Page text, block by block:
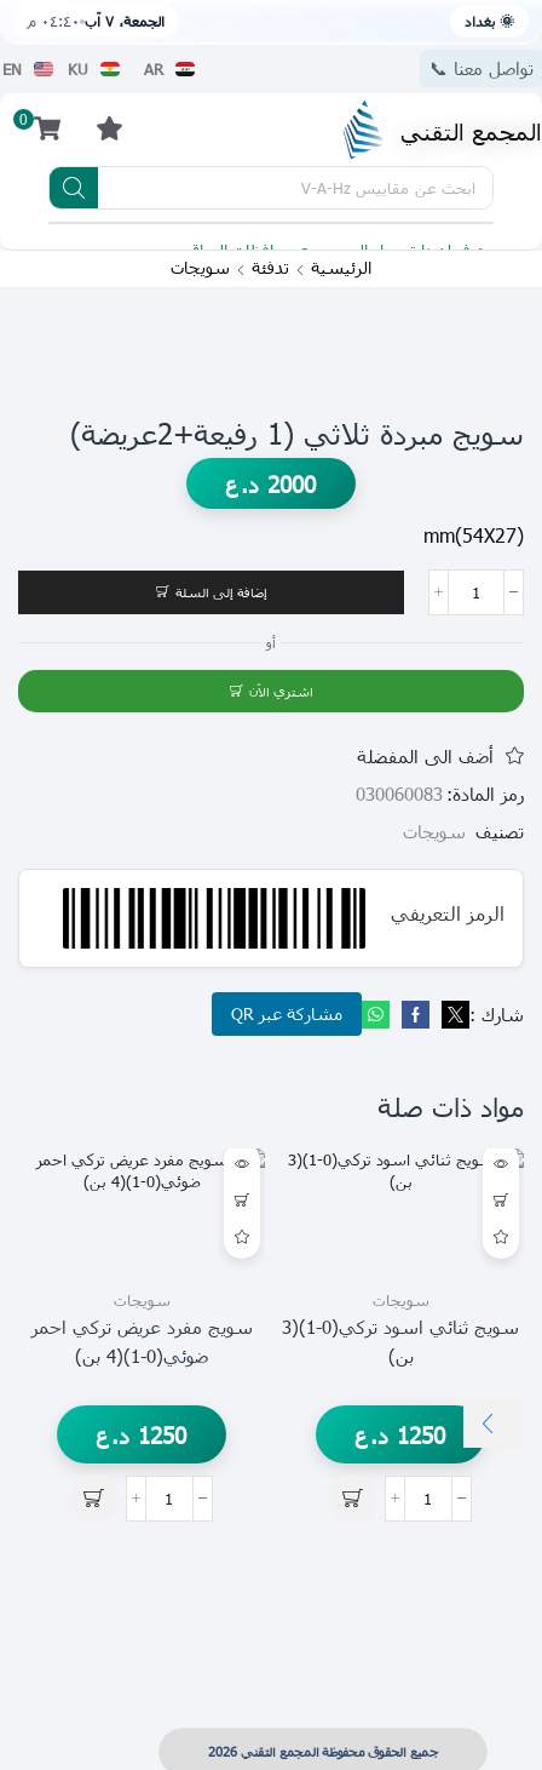
🌞 بغداد الجمعة، ٧ آب ٠٤:٤٠ م
تواصل معنا 📞 AR
KU
EN
المجمع التقني 0
ابحث عن مقاييس V-A-Hz
يتوفر لدينا توصيل الى جميع محافظات العراق
الرئيسية تدفئة سويجات
سويج مبردة ثلاثي (1 رفيعة+2عريضة)
2000 د.ع
(54X27)mm
إضافة إلى السلة
أو
اشتري الآن
أضف الى المفضلة
رمز المادة: 030060083
تصنيف سويجات
الرمز التعريفي
شارك : مشاركة عبر QR
مواد ذات صلة
سويجات
سويج ثنائي اسود تركي(0-1)(3
بن)
1250 د.ع
سويجات
سويج مفرد عريض تركي احمر
ضوئي(0-1)(4 بن)
1250 د.ع
جميع الحقوق محفوظة المجمع التقني 2026